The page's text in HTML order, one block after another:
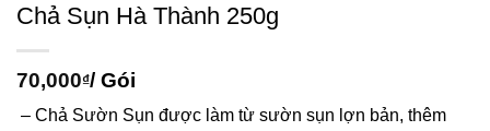
Chả Sụn Hà Thành 250g
70,000₫/ Gói
– Chả Sườn Sụn được làm từ sườn sụn lợn bản, thêm